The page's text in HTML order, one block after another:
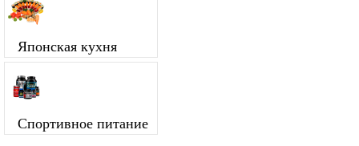
Японская кухня
Спортивное питание